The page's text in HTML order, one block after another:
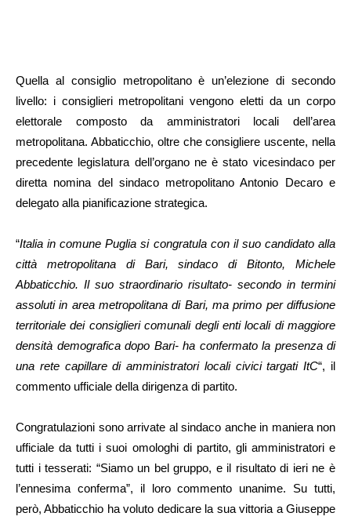
Quella al consiglio metropolitano è un’elezione di secondo
livello: i consiglieri metropolitani vengono eletti da un corpo
elettorale composto da amministratori locali dell’area
metropolitana. Abbaticchio, oltre che consigliere uscente, nella
precedente legislatura dell’organo ne è stato vicesindaco per
diretta nomina del sindaco metropolitano Antonio Decaro e
delegato alla pianificazione strategica.
“Italia in comune Puglia si congratula con il suo candidato alla
città metropolitana di Bari, sindaco di Bitonto, Michele
Abbaticchio. Il suo straordinario risultato- secondo in termini
assoluti in area metropolitana di Bari, ma primo per diffusione
territoriale dei consiglieri comunali degli enti locali di maggiore
densità demografica dopo Bari- ha confermato la presenza di
una rete capillare di amministratori locali civici targati ItC“, il
commento ufficiale della dirigenza di partito.
Congratulazioni sono arrivate al sindaco anche in maniera non
ufficiale da tutti i suoi omologhi di partito, gli amministratori e
tutti i tesserati: “Siamo un bel gruppo, e il risultato di ieri ne è
l’ennesima conferma”, il loro commento unanime. Su tutti,
però, Abbaticchio ha voluto dedicare la sua vittoria a Giuseppe